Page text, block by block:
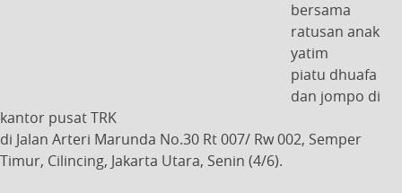
bersama
ratusan anak
yatim
piatu dhuafa
dan jompo di
kantor pusat TRK
di Jalan Arteri Marunda No.30 Rt 007/ Rw 002, Semper
Timur, Cilincing, Jakarta Utara, Senin (4/6).